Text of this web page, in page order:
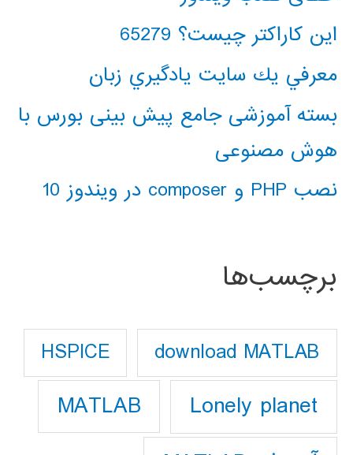
این کاراکتر چیست؟ 65279
معرفي يك سايت يادگيري زبان
بسته آموزشی جامع پیش بینی بورس با
هوش مصنوعی
نصب PHP و composer در ویندوز 10
برچسب‌ها
download MATLAB
HSPICE
Lonely planet
MATLAB